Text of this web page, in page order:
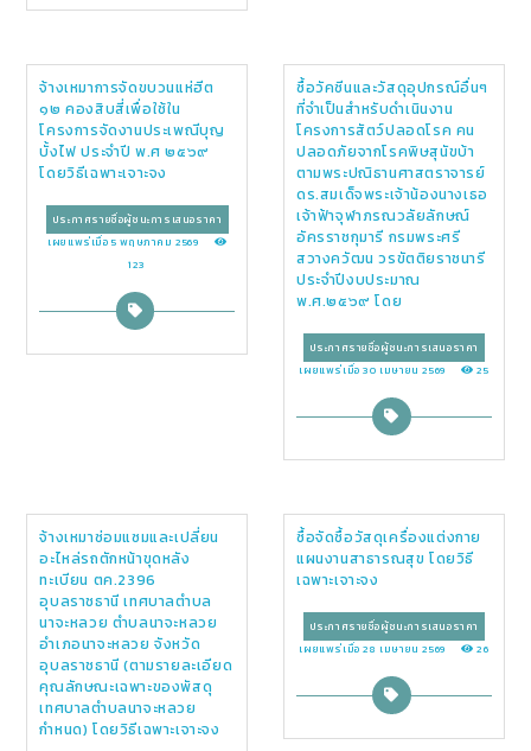
จ้างเหมาการจัดขบวนแห่ฮีต
๑๒ คองสิบสี่เพื่อใช้ใน
โครงการจัดงานประเพณีบุญ
บั้งไฟ ประจำปี พ.ศ ๒๕๖๙
โดยวิธีเฉพาะเจาะจง
ประกาศรายชื่อผู้ชนะการเสนอราคา
เผยแพร่เมื่อ 5 พฤษภาคม 2569
123
ซื้อวัคซีนและวัสดุอุปกรณ์อื่นๆ
ที่จำเป็นสำหรับดำเนินงาน
โครงการสัตว์ปลอดโรค คน
ปลอดภัยจากโรคพิษสุนัขบ้า
ตามพระปณิธานศาสตราจารย์
ดร.สมเด็จพระเจ้าน้องนางเธอ
เจ้าฟ้าจุฬาภรณวลัยลักษณ์
อัครราชกุมารี กรมพระศรี
สวางควัฒน วรขัตติยราชนารี
ประจำปีงบประมาณ
พ.ศ.๒๕๖๙ โดย
ประกาศรายชื่อผู้ชนะการเสนอราคา
เผยแพร่เมื่อ 30 เมษายน 2569
25
จ้างเหมาซ่อมแซมและเปลี่ยน
อะไหล่รถตักหน้าขุดหลัง
ทะเบียน ตค.2396
อุบลราชธานี เทศบาลตำบล
นาจะหลวย ตำบลนาจะหลวย
อำเภอนาจะหลวย จังหวัด
อุบลราชธานี (ตามรายละเอียด
คุณลักษณะเฉพาะของพัสดุ
เทศบาลตำบลนาจะหลวย
กำหนด) โดยวิธีเฉพาะเจาะจง
ซื้อจัดซื้อวัสดุเครื่องแต่งกาย
แผนงานสาธารณสุข โดยวิธี
เฉพาะเจาะจง
ประกาศรายชื่อผู้ชนะการเสนอราคา
เผยแพร่เมื่อ 28 เมษายน 2569
26